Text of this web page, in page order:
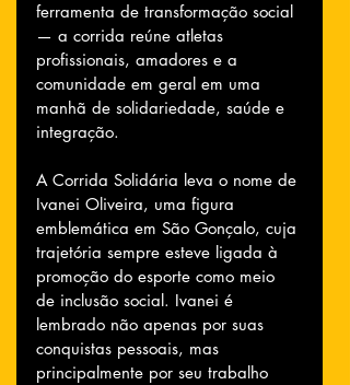
ferramenta de transformação social
— a corrida reúne atletas
profissionais, amadores e a
comunidade em geral em uma
manhã de solidariedade, saúde e
integração.
A Corrida Solidária leva o nome de
Ivanei Oliveira, uma figura
emblemática em São Gonçalo, cuja
trajetória sempre esteve ligada à
promoção do esporte como meio
de inclusão social. Ivanei é
lembrado não apenas por suas
conquistas pessoais, mas
principalmente por seu trabalho